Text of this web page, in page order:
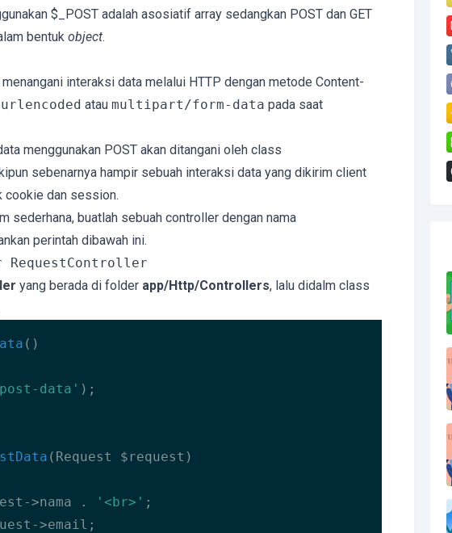
$_POST adalah asosiatif array sedangkan POST dan GET
bentuk object.
interaksi data melalui HTTP dengan metode Content-
atau multipart/form-data pada saat
menggunakan POST akan ditangani oleh class
sebenarnya hampir sebuah interaksi data yang dikirim client
cookie dan session.
sederhana, buatlah sebuah controller dengan nama
perintah dibawah ini.
yang berada di folder app/Http/Controllers, lalu didalm class
()
data' );
(Request $request)
>nama . '<br>' ;
>email;